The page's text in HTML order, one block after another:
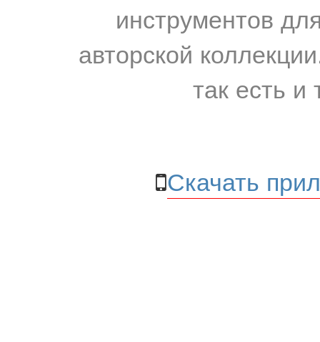
инструментов
авторской
так есть и
Скачать